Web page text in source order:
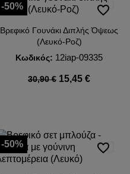
Βρεφικό Γουνάκι Διπλής Όψεως
(Λευκό-Ροζ)
Κωδικός: 12iap-09335
30,90 € 15,45 €
-50% favorite_border
-50% favorite_border